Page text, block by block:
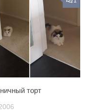
торт